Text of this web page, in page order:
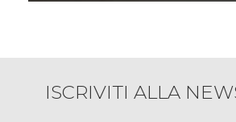
ISCRIVITI ALLA